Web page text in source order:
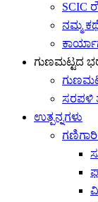
SCIC
ನಮ್ಮ
ಗುಣಮಟ್ಟದ
ಸರಪಳಿ
ಉತ್ಪನ್ನಗಳು